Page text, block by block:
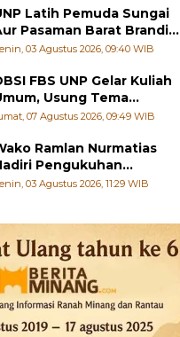
Latih Pemuda Sungai
Pasaman Barat Branding
Beringin
03 Agustus 2026, 09:40 WIB
FBS UNP Gelar Kuliah
Usung Tema
Mutakhir
07 Agustus 2026, 09:49 WIB
Ramlan Nurmatias
Pengukuhan
MUS-KB Serta
03 Agustus 2026, 11:29 WIB